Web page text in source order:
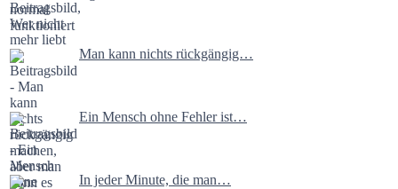
Man kann nichts rückgängig…
Ein Mensch ohne Fehler ist…
In jeder Minute, die man…